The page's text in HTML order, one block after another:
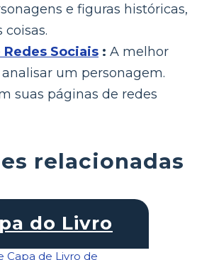
e figuras históricas,
coisas.
Sociais : A melhor
um personagem.
suas páginas de redes
relacionadas
do Livro